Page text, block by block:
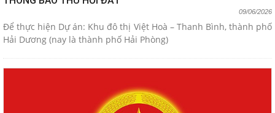
09/06/2026
Để thực hiện Dự án: Khu đô thị Việt Hoà – Thanh Bình, thành phố
Hải Dương (nay là thành phố Hải Phòng)